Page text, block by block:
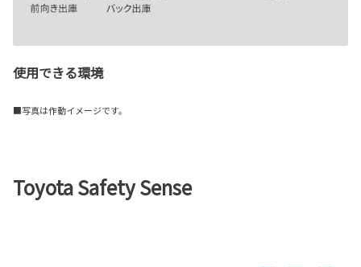
使用できる環境
■写真は作動イメージです。
Toyota Safety Sense